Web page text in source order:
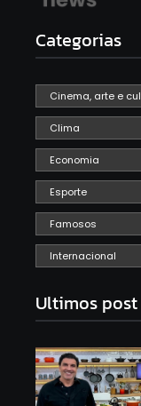
Categorias
Cinema, arte e
Clima
Economia
Esporte
Famosos
Internacional
Ultimos post